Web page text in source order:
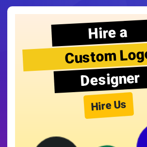
Hire a
Custom
Designer
Hire Us